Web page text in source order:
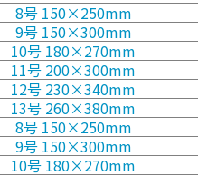
8号 150×250mm
9号 150×300mm
10号 180×270mm
11号 200×300mm
12号 230×340mm
13号 260×380mm
8号 150×250mm
9号 150×300mm
10号 180×270mm